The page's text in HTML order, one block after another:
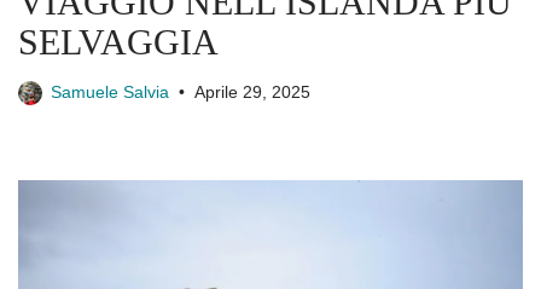
SELVAGGIA
Samuele Salvia Aprile 29, 2025